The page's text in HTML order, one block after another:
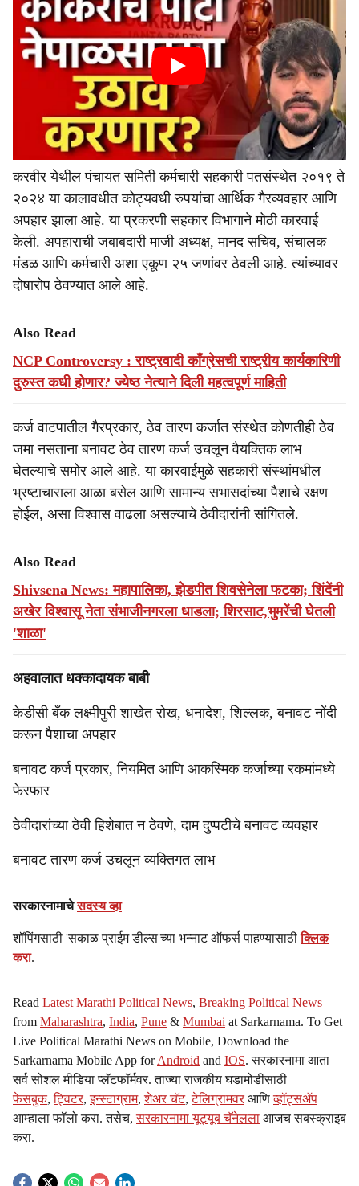
करवीर येथील पंचायत समिती कर्मचारी सहकारी पतसंस्थेत २०१९ ते
२०२४ या कालावधीत कोट्यवधी रुपयांचा आर्थिक गैरव्यवहार आणि
अपहार झाला आहे. या प्रकरणी सहकार विभागाने मोठी कारवाई
केली. अपहाराची जबाबदारी माजी अध्यक्ष, मानद सचिव, संचालक
मंडळ आणि कर्मचारी अशा एकूण २५ जणांवर ठेवली आहे. त्यांच्यावर
दोषारोप ठेवण्यात आले आहे.
Also Read
NCP Controversy : राष्ट्रवादी काँग्रेसची राष्ट्रीय कार्यकारिणी
दुरुस्त कधी होणार? ज्येष्ठ नेत्याने दिली महत्वपूर्ण माहिती
कर्ज वाटपातील गैरप्रकार, ठेव तारण कर्जात संस्थेत कोणतीही ठेव
जमा नसताना बनावट ठेव तारण कर्ज उचलून वैयक्तिक लाभ
घेतल्याचे समोर आले आहे. या कारवाईमुळे सहकारी संस्थांमधील
भ्रष्टाचाराला आळा बसेल आणि सामान्य सभासदांच्या पैशाचे रक्षण
होईल, असा विश्वास वाढला असल्याचे ठेवीदारांनी सांगितले.
Also Read
Shivsena News: महापालिका, झेडपीत शिवसेनेला फटका; शिंदेंनी
अखेर विश्वासू नेता संभाजीनगरला धाडला; शिरसाट,भुमरेंची घेतली
'शाळा'
अहवालात धक्कादायक बाबी
केडीसी बँक लक्ष्मीपुरी शाखेत रोख, धनादेश, शिल्लक, बनावट नोंदी
करून पैशाचा अपहार
बनावट कर्ज प्रकार, नियमित आणि आकस्मिक कर्जाच्या रकमांमध्ये
फेरफार
ठेवीदारांच्या ठेवी हिशेबात न ठेवणे, दाम दुप्पटीचे बनावट व्यवहार
बनावट तारण कर्ज उचलून व्यक्तिगत लाभ
सरकारनामाचेसदस्य व्हा
शॉपिंगसाठी 'सकाळ प्राईम डील्स'च्या भन्नाट ऑफर्स पाहण्यासाठीक्लिक
करा.
Read Latest Marathi Political News, Breaking Political News
from Maharashtra, India, Pune & Mumbai at Sarkarnama. To Get
Live Political Marathi News on Mobile, Download the
Sarkarnama Mobile App forAndroid and IOS. सरकारनामा आता
सर्व सोशल मीडिया प्लॅटफॉर्मवर. ताज्या राजकीय घडामोडींसाठी
फेसबुक,ट्विटर,इन्स्टाग्राम,शेअर चॅट,टेलिग्रामवर आणिव्हॉट्सॲप
आम्हाला फॉलो करा. तसेच,सरकारनामा यूट्यूब चॅनेलला आजच सबस्क्राइब
करा.